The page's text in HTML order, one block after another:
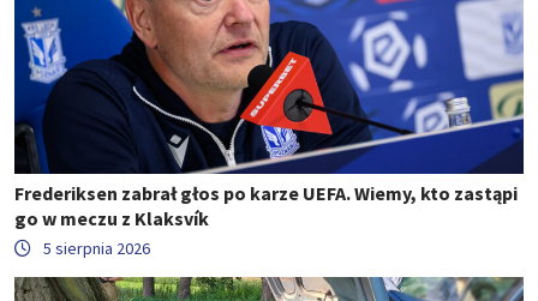
Frederiksen zabrał głos po karze UEFA. Wiemy, kto zastąpi
go w meczu z Klaksvík
5 sierpnia 2026